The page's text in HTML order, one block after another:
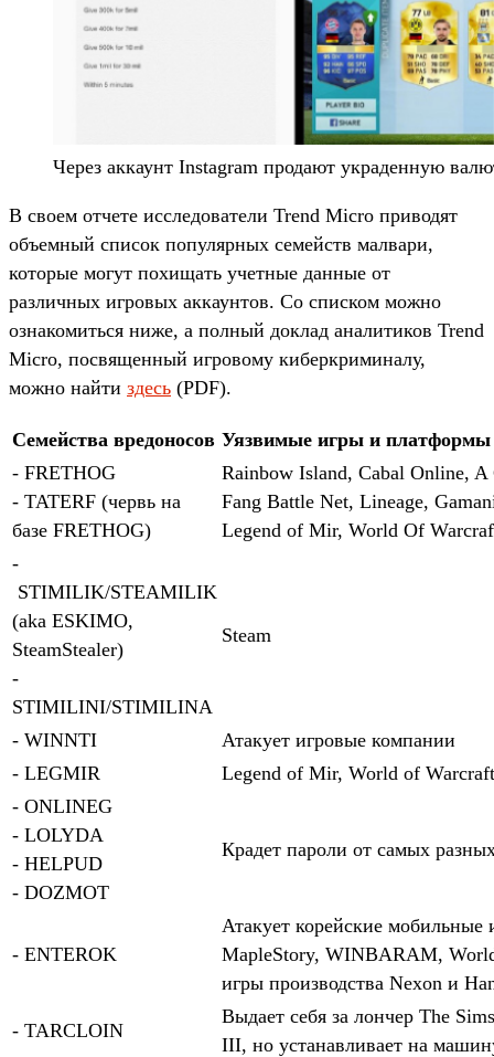
Через аккаунт Instagram продают украденную
В своем отчете исследователи Trend Micro приводят
объемный список популярных семейств малвари,
которые могут похищать учетные данные от
различных игровых аккаунтов. Со списком можно
ознакомиться ниже, а полный доклад аналитиков Trend
Micro, посвященный игровому киберкриминалу,
можно найти здесь (PDF).
Семейства вредоносов Уязвимые игры и платформы
- FRETHOG
- TATERF (червь на
базе FRETHOG)
Rainbow Island, Cabal Online, A
Fang Battle Net, Lineage,
Legend of Mir, World Of
-
STIMILIK/STEAMILIK
(aka ESKIMO,
SteamStealer)
-
STIMILINI/STIMILINA
Steam
- WINNTI
Атакует игровые компании
- LEGMIR
Legend of Mir, World of
- ONLINEG
- LOLYDA
- HELPUD
- DOZMOT
Крадет пароли от самых
- ENTEROK
Атакует корейские
MapleStory, WINBARAM,
игры производства Nexon и
- TARCLOIN
Выдает себя за лончер The
III, но устанавливает на